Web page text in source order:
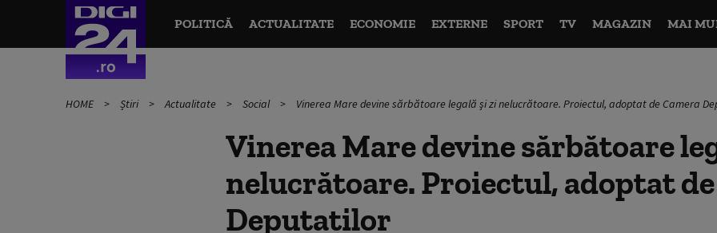
POLITICĂ ACTUALITATE ECONOMIE EXTERNE SPORT TV MAGAZIN MAI
HOME Știri Actualitate Social Vinerea Mare devine sărbătoare legală şi zi nelucrătoare. Proiectul, adoptat de Camera
Vinerea Mare devine sărbătoare
nelucrătoare. Proiectul, adoptat
Deputaţilor